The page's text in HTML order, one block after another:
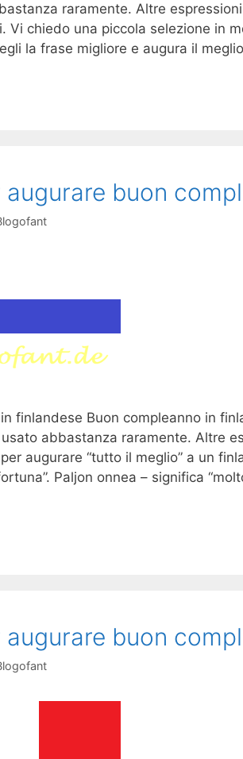
raramente. Altre
Vi chiedo una piccola selezione in
la frase migliore e augura il
buon
finlandese Buon compleanno in
abbastanza raramente. Altre
augurare “tutto il meglio” a un
Paljon onnea – significa
buon